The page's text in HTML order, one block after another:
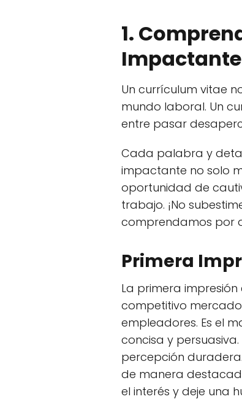
1.
Impactante
Un currículum vitae
mundo laboral. Un
entre pasar
Cada palabra y
impactante no solo
oportunidad de
trabajo. ¡No
comprendamos por
Primera
La primera
competitivo
empleadores. Es el
concisa y
percepción
de manera
el interés y deje una